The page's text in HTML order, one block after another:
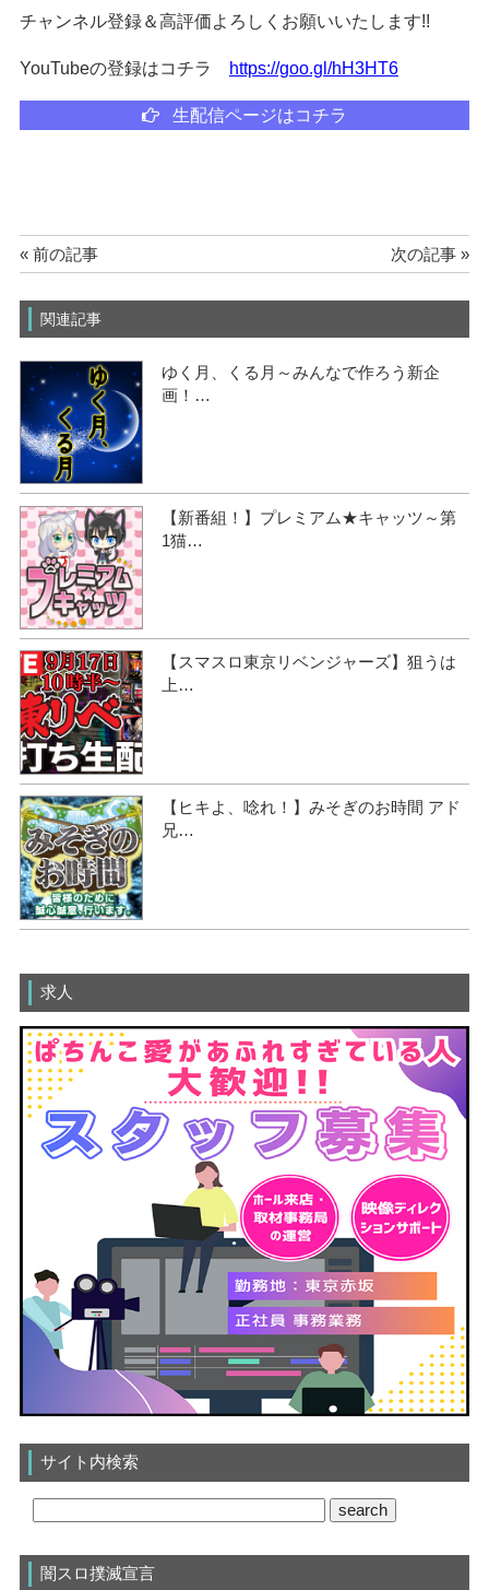
チャンネル登録＆高評価よろしくお願いいたします!!
YouTubeの登録はコチラ https://goo.gl/hH3HT6
生配信ページはコチラ
« 前の記事 次の記事 »
関連記事
ゆく月、くる月～みんなで作ろう新企
画！…
【新番組！】プレミアム★キャッツ～第
1猫…
【スマスロ東京リベンジャーズ】狙うは
上…
【ヒキよ、唸れ！】みそぎのお時間 アド
兄…
求人
サイト内検索
闇スロ撲滅宣言